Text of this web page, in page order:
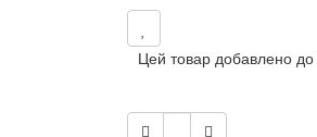
Цей товар добавлено до